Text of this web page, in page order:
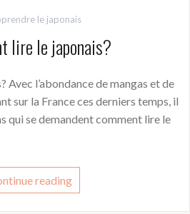
le japonais
lire le japonais?
Avec l’abondance de mangas et de
sur la France ces derniers temps, il
qui se demandent comment lire le
reading